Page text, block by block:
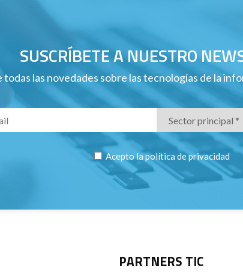
SUSCRÍBETE A NUESTRO
todas las novedades sobre las tecnologías de la
Acepto lapolítica de privacidad
PARTNERS TIC